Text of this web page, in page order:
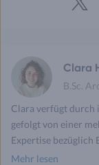
Clara
B.Sc.
Clara verfügt durch
gefolgt von einer
Expertise bezüglich
Mehr lesen